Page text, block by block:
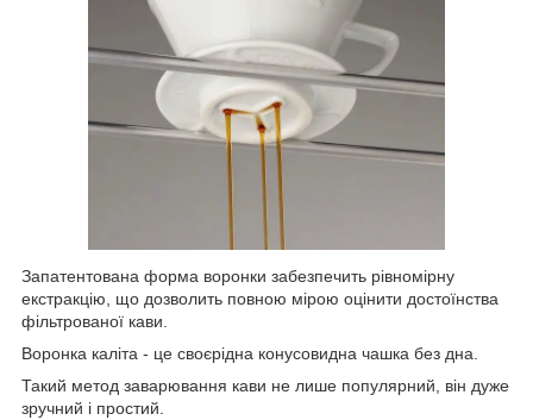
Запатентована форма воронки забезпечить рівномірну
екстракцію, що дозволить повною мірою оцінити достоїнства
фільтрованої кави.
Воронка каліта - це своєрідна конусовидна чашка без дна.
Такий метод заварювання кави не лише популярний, він дуже
зручний і простий.